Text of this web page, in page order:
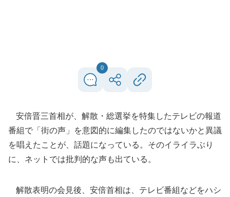
0
安倍晋三首相が、解散・総選挙を特集したテレビの報道
番組で「街の声」を意図的に編集したのではないかと異議
を唱えたことが、話題になっている。そのイライラぶり
に、ネットでは批判的な声も出ている。
解散表明の会見後、安倍首相は、テレビ番組などをハシ